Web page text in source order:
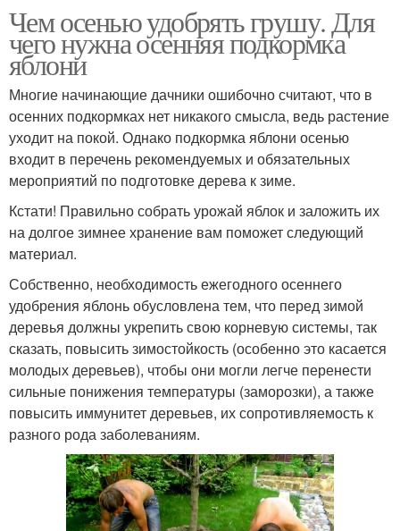
Чем осенью удобрять грушу. Для
чего нужна осенняя подкормка
яблони
Многие начинающие дачники ошибочно считают, что в
осенних подкормках нет никакого смысла, ведь растение
уходит на покой. Однако подкормка яблони осенью
входит в перечень рекомендуемых и обязательных
мероприятий по подготовке дерева к зиме.
Кстати! Правильно собрать урожай яблок и заложить их
на долгое зимнее хранение вам поможет следующий
материал.
Собственно, необходимость ежегодного осеннего
удобрения яблонь обусловлена тем, что перед зимой
деревья должны укрепить свою корневую системы, так
сказать, повысить зимостойкость (особенно это касается
молодых деревьев), чтобы они могли легче перенести
сильные понижения температуры (заморозки), а также
повысить иммунитет деревьев, их сопротивляемость к
разного рода заболеваниям.